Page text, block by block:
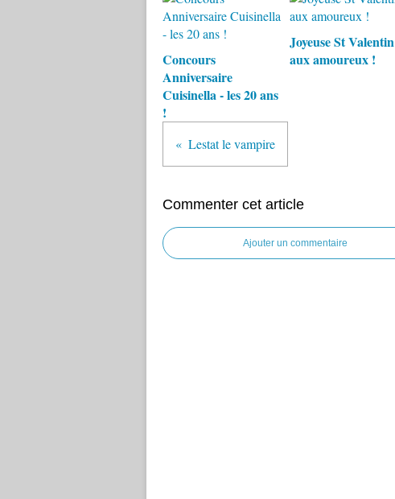
Concours
Anniversaire
Cuisinella - les 20 ans
!
Joyeuse St Valentin
aux amoureux !
Lestat le vampire
Commenter cet article
Ajouter un commentaire